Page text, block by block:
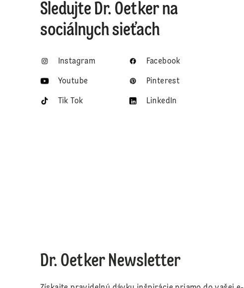
Sledujte Dr. Oetker na
sociálnych sieťach
Instagram Facebook
Youtube Pinterest
Tik Tok LinkedIn
Dr. Oetker Newsletter